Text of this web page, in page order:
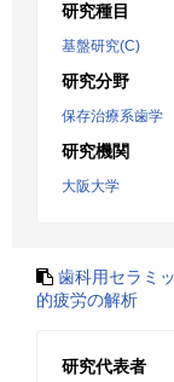
研究種目
基盤研究(C)
研究分野
保存治療系歯学
研究機関
大阪大学
歯科用セラミ
的疲労の解析
研究代表者